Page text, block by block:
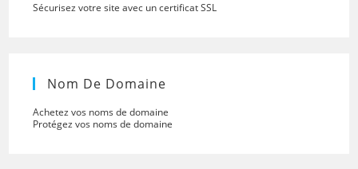
Sécurisez votre site avec un certificat SSL
Nom De Domaine
Achetez vos noms de domaine
Protégez vos noms de domaine